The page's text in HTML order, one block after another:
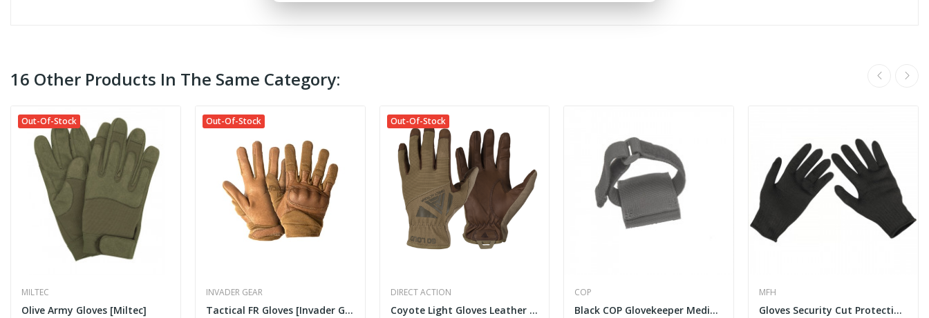
16 Other Products In The Same Category:
Out-Of-Stock
MILTEC
Olive Army Gloves [Miltec]
Out-Of-Stock
INVADER GEAR
Tactical FR Gloves [Invader Gear]
Out-Of-Stock
DIRECT ACTION
Coyote Light Gloves Leather [Direct Action]
COP
Black COP Glovekeeper Medium
MFH
Gloves Security Cut Protection Black